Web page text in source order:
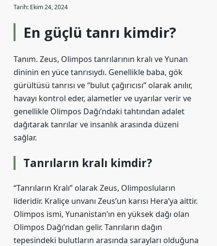
Tarih: Ekim 24, 2024
En güçlü tanrı kimdir?
Tanım. Zeus, Olimpos tanrılarının kralı ve Yunan
dininin en yüce tanrısıydı. Genellikle baba, gök
gürültüsü tanrısı ve “bulut çağırıcısı” olarak anılır,
havayı kontrol eder, alametler ve uyarılar verir ve
genellikle Olimpos Dağı’ndaki tahtından adalet
dağıtarak tanrılar ve insanlık arasında düzeni
sağlar.
Tanrıların kralı kimdir?
“Tanrıların Kralı” olarak Zeus, Olimposluların
lideridir. Kraliçe unvanı Zeus’un karısı Hera’ya aittir.
Olimpos ismi, Yunanistan’ın en yüksek dağı olan
Olimpos Dağı’ndan gelir. Tanrıların dağın
tepesindeki bulutların arasında sarayları olduğuna